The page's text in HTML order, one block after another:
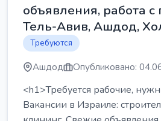
объявления, работа с
Тель-Авив, Ашдод,
Требуются
Ашдод Опубликовано:
<h1>Требуется рабочие,
Вакансии в Израиле: